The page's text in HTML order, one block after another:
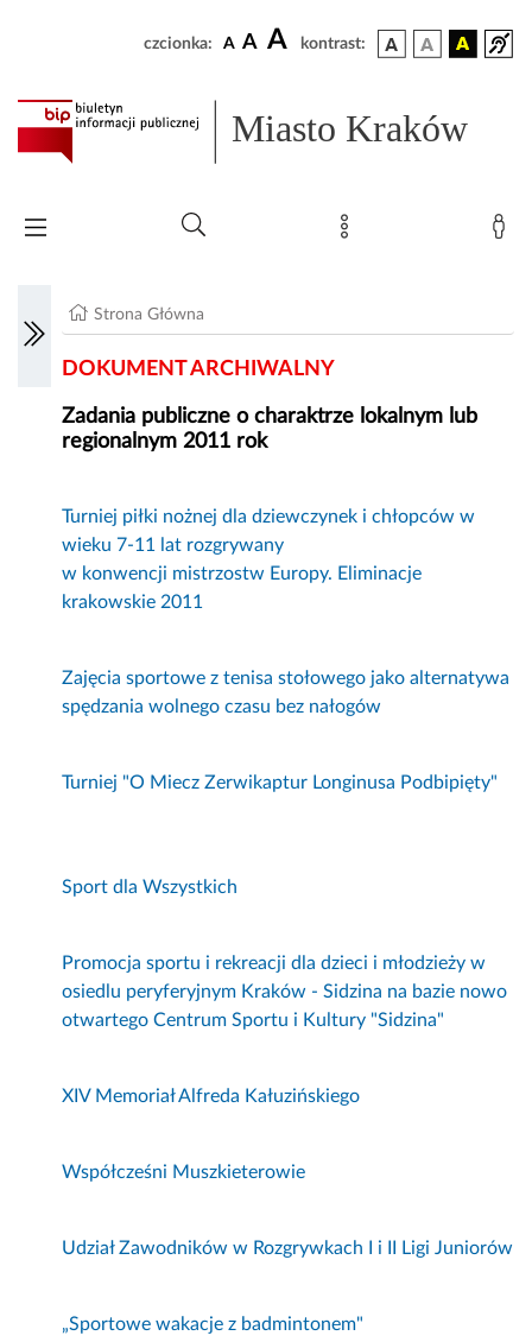
czcionka: A A A kontrast:
Miasto Kraków
Strona Główna
DOKUMENT ARCHIWALNY
Zadania publiczne o charaktrze lokalnym lub
regionalnym 2011 rok
Turniej piłki nożnej dla dziewczynek i chłopców w
wieku 7-11 lat rozgrywany
w konwencji mistrzostw Europy. Eliminacje
krakowskie 2011
Zajęcia sportowe z tenisa stołowego jako alternatywa
spędzania wolnego czasu bez nałogów
Turniej "O Miecz Zerwikaptur Longinusa Podbipięty"
Sport dla Wszystkich
Promocja sportu i rekreacji dla dzieci i młodzieży w
osiedlu peryferyjnym Kraków - Sidzina na bazie nowo
otwartego Centrum Sportu i Kultury "Sidzina"
XIV Memoriał Alfreda Kałuzińskiego
Współcześni Muszkieterowie
Udział Zawodników w Rozgrywkach I i II Ligi Juniorów
„Sportowe wakacje z badmintonem"